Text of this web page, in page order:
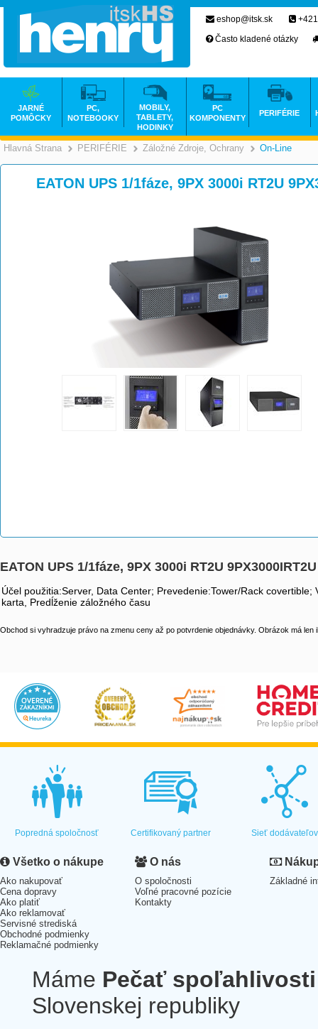
Hlavná Strana >
PERIFÉRIE >
Záložné Zdroje, Ochrany On-Line
EATON UPS 1/1fáze, 9PX 3000i RT2U
EATON UPS 1/1fáze, 9PX 3000i RT2U 9PX3000IRT2U
Účel použitia:Server, Data Center; Prevedenie:Tower/Rack
karta, Predĺženie záložného času
Obchod si vyhradzuje právo na zmenu ceny až po potvrdenie objednávky. Obrázok má len
eshop@itsk.sk
Často kladené otázky
JARNÉ
POMÔCKY
PC,
NOTEBOOKY
MOBILY,
TABLETY,
HODINKY
PC
KOMPONENTY
PERIFÉRIE
Popredná spoločnosť Certifikovaný partner Sieť dodávateľov
Všetko o nákupe
Ako nakupovať
Cena dopravy
Ako platiť
Ako reklamovať
Servisné strediská
Obchodné podmienky
Reklamačné podmienky
O nás
O spoločnosti
Voľné pracovné pozície
Kontakty
Základné
Máme Pečať spoľahlivosti
Slovenskej republiky